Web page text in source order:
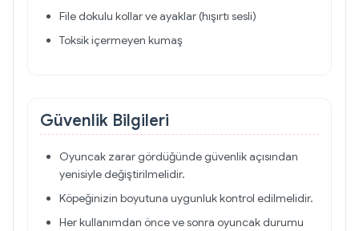
File dokulu kollar ve ayaklar (hışırtı sesli)
Toksik içermeyen kumaş
Güvenlik Bilgileri
Oyuncak zarar gördüğünde güvenlik açısından
yenisiyle değiştirilmelidir.
Köpeğinizin boyutuna uygunluk kontrol edilmelidir.
Her kullanımdan önce ve sonra oyuncak durumu